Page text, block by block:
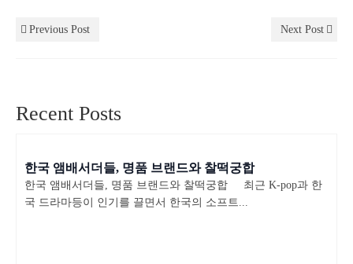
Previous Post Next Post
Recent Posts
한국 앰배서더들, 명품 브랜드와 찰떡궁합
한국 앰배서더들, 명품 브랜드와 찰떡궁합 최근 K-pop과 한
국 드라마등이 인기를 끌면서 한국의 소프트...